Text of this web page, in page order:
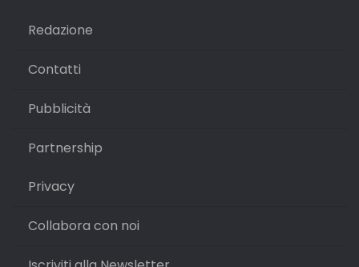
Redazione
Contatti
Pubblicità
Partnership
Privacy
Collabora con noi